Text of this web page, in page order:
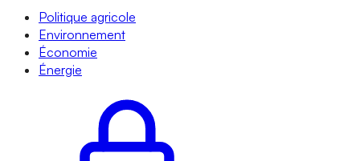
Politique agricole
Environnement
Économie
Énergie